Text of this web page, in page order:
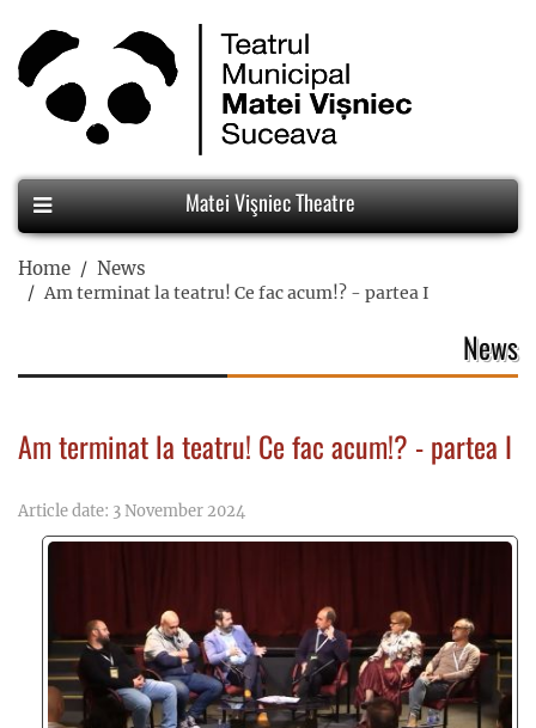
Matei Vişniec Theatre
Home News
Am terminat la teatru! Ce fac acum!? - partea I
News
Am terminat la teatru! Ce fac acum!? - partea I
Article date: 3 November 2024